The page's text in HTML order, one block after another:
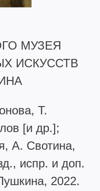
МУЗЕЯ
ИСКУССТВ
Т.
[и др.];
А. Свотина,
испр. и доп.
2022.